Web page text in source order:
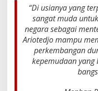
w
o
“Di usianya yang
sangat muda
negara sebagai
Ariotedjo mampu
perkembangan
kepemudaan